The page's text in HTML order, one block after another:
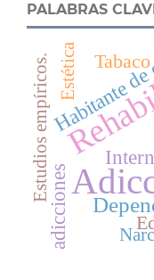
PALABRAS
Habitante
adicciones
Tabaco
Estudios empíricos.Estética